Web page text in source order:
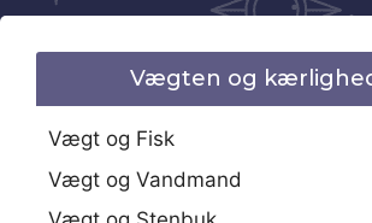
Vægten og
Vægt og Fisk
Vægt og Vandmand